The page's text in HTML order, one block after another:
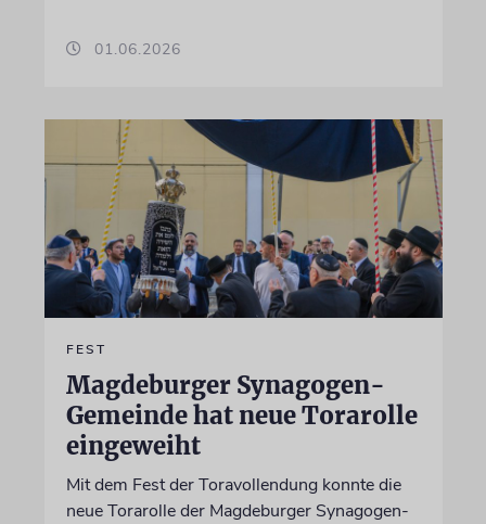
01.06.2026
FEST
Magdeburger Synagogen-
Gemeinde hat neue Torarolle
eingeweiht
Mit dem Fest der Toravollendung konnte die
neue Torarolle der Magdeburger Synagogen-